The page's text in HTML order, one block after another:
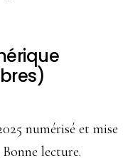
numérisé et mise
lecture.